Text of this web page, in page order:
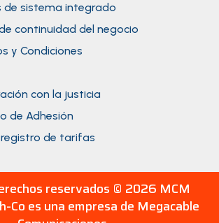
de sistema integrado
continuidad del negocio
y Condiciones
con la justicia
de Adhesión
registro de tarifas
reservados © 2026 MCM
Co es una empresa de Megacable